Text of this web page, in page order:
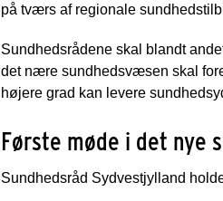
på tværs af regionale
Sundhedsrådene skal blandt
det nære sundhedsvæsen skal
højere grad kan levere
Første møde i det nye
Sundhedsråd Sydvestjylland